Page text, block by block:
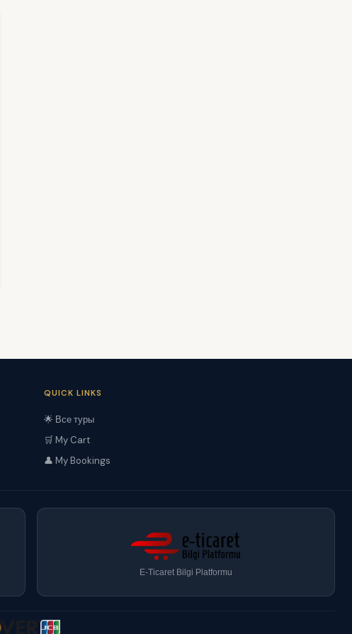
QUICK LINKS
🌟 Все туры
🛒 My Cart
👤 My Bookings
E-Ticaret Bilgi Platformu